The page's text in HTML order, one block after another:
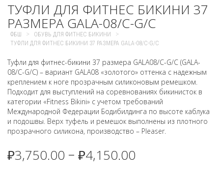
ТУФЛИ ДЛЯ ФИТНЕС БИКИНИ 37
РАЗМЕРА GALA-08/C-G/C
ФБШ > ОБУВЬ ДЛЯ ФИТНЕС БИКИНИ >
ТУФЛИ ДЛЯ ФИТНЕС БИКИНИ 37 РАЗМЕРА GALA-08/C-G/C
Туфли для фитнес-бикини 37 размера GALA08/C-G/C (GALA-
08/C-G/C) – вариант GALA08 «золотого» оттенка с надежным
креплением к ноге прозрачным силиконовым ремешком.
Подходит для выступлений на соревнованиях бикинисток в
категории «Fitness Bikini» с учетом требований
Международной Федерации Бодибилдинга по высоте каблука
и подошвы. Верх туфель и ремешок выполнены из плотного
прозрачного силикона, производство – Pleaser.
₽3,750.00 – ₽4,150.00